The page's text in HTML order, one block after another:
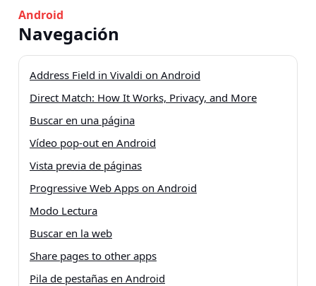
Android
Navegación
Address Field in Vivaldi on Android
Direct Match: How It Works, Privacy, and More
Buscar en una página
Vídeo pop-out en Android
Vista previa de páginas
Progressive Web Apps on Android
Modo Lectura
Buscar en la web
Share pages to other apps
Pila de pestañas en Android